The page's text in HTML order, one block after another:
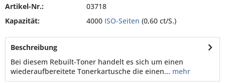
Artikel-Nr.:
03718
Kapazität:
4000 ISO-Seiten (0,60 ct/S.)
Beschreibung
Bei diesem Rebuilt-Toner handelt es sich um einen
wiederaufbereitete Tonerkartusche die einen... mehr